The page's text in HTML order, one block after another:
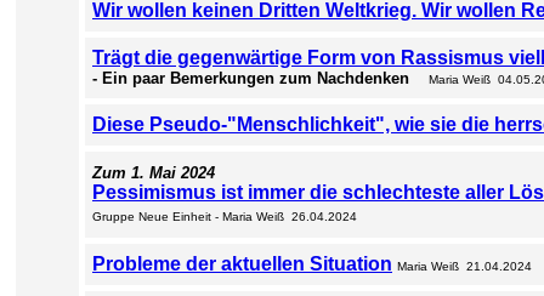
Wir wollen keinen Dritten Weltkrieg. Wir wollen
Trägt die gegenwärtige Form von Rassismus
- Ein paar Bemerkungen zum Nachdenken Maria Weiß
Diese Pseudo-"Menschlichkeit", wie sie die
Zum 1. Mai 2024
Pessimismus ist immer die schlechteste aller
Gruppe Neue Einheit - Maria Weiß 26.04.2024
Probleme der aktuellen Situation Maria Weiß 21.04.2024